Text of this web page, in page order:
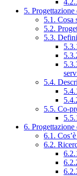
5. Progettazione
5.1. Cosa
5.2.
5.3.
5.4.
5.5. Co-
6. Progettazione
6.1.
6.2.